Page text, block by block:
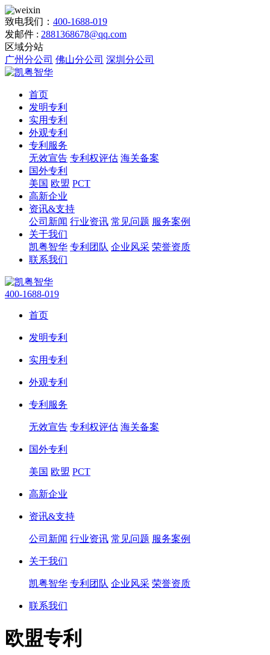
致电我们： 400-1688-019
发邮件 : 2881368678@qq.com
区域分站
广州分公司 佛山分公司 深圳分公司
首页
发明专利
实用专利
外观专利
专利服务
无效宣告 专利权评估 海关备案
国外专利
美国 欧盟 PCT
高新企业
资讯&支持
公司新闻 行业资讯 常见问题 服务案例
关于我们
凯粤智华 专利团队 企业风采 荣誉资质
联系我们
400-1688-019
首页
发明专利
实用专利
外观专利
专利服务
无效宣告 专利权评估 海关备案
国外专利
美国 欧盟 PCT
高新企业
资讯&支持
公司新闻 行业资讯 常见问题 服务案例
关于我们
凯粤智华 专利团队 企业风采 荣誉资质
联系我们
欧盟专利